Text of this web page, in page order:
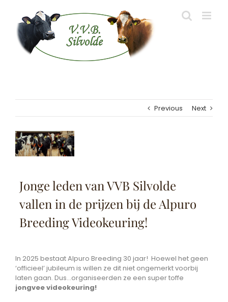
content
Previous Next
View
Larger
Image
Jonge leden van VVB Silvolde
vallen in de prijzen bij de Alpuro
Breeding Videokeuring!
In 2025 bestaat Alpuro Breeding 30 jaar! Hoewel het geen
‘officieel’ jubileum is willen ze dit niet ongemerkt voorbij
laten gaan. Dus…organiseerden ze een super toffe
jongvee videokeuring!